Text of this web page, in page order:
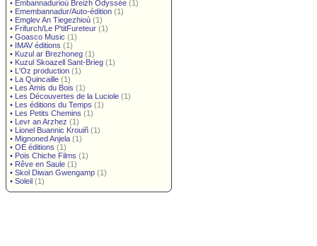
• Embannadurioù Breizh Odyssée (1)
• Emembannadur/Auto-édition (1)
• Emglev An Tiegezhioù (1)
• Frifurch/Le P'titFureteur (1)
• Goasco Music (1)
• IMAV éditions (1)
• Kuzul ar Brezhoneg (1)
• Kuzul Skoazell Sant-Brieg (1)
• L'Oz production (1)
• La Quincaille (1)
• Les Amis du Bois (1)
• Les Découvertes de la Luciole (1)
• Les éditions du Temps (1)
• Les Petits Chemins (1)
• Levr an Arzhez (1)
• Lionel Buannic Krouiñ (1)
• Mignoned Anjela (1)
• OE éditions (1)
• Pois Chiche Films (1)
• Rêve en Saule (1)
• Skol Diwan Gwengamp (1)
• Soleil (1)